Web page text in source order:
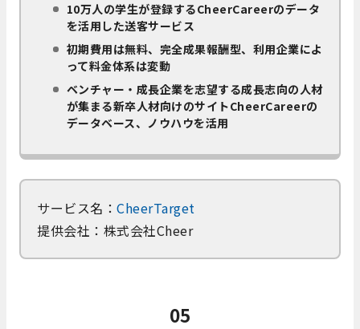
10万人の学生が登録するCheerCareerのデータ
を活用した送客サービス
初期費用は無料、完全成果報酬型、利用企業によ
って料金体系は変動
ベンチャー・成長企業を志望する成長志向の人材
が集まる新卒人材向けのサイトCheerCareerの
データベース、ノウハウを活用
サービス名： CheerTarget
提供会社：株式会社Cheer
05